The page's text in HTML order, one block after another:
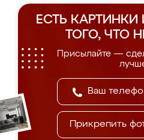
ЕСТЬ
ТОГО, ЧТО
Присылайте —
Прикрепить